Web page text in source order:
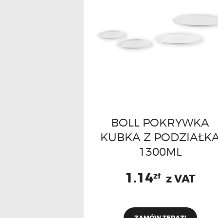
BOLL POKRYWKA
KUBKA Z
1300ML
1.14zł z VAT